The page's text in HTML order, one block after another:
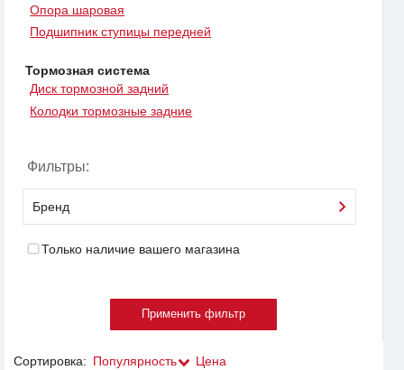
Опора шаровая
Подшипник ступицы передней
Тормозная система
Диск тормозной задний
Колодки тормозные задние
Фильтры:
Бренд
Только наличие вашего магазина
Сортировка: Популярность Цена